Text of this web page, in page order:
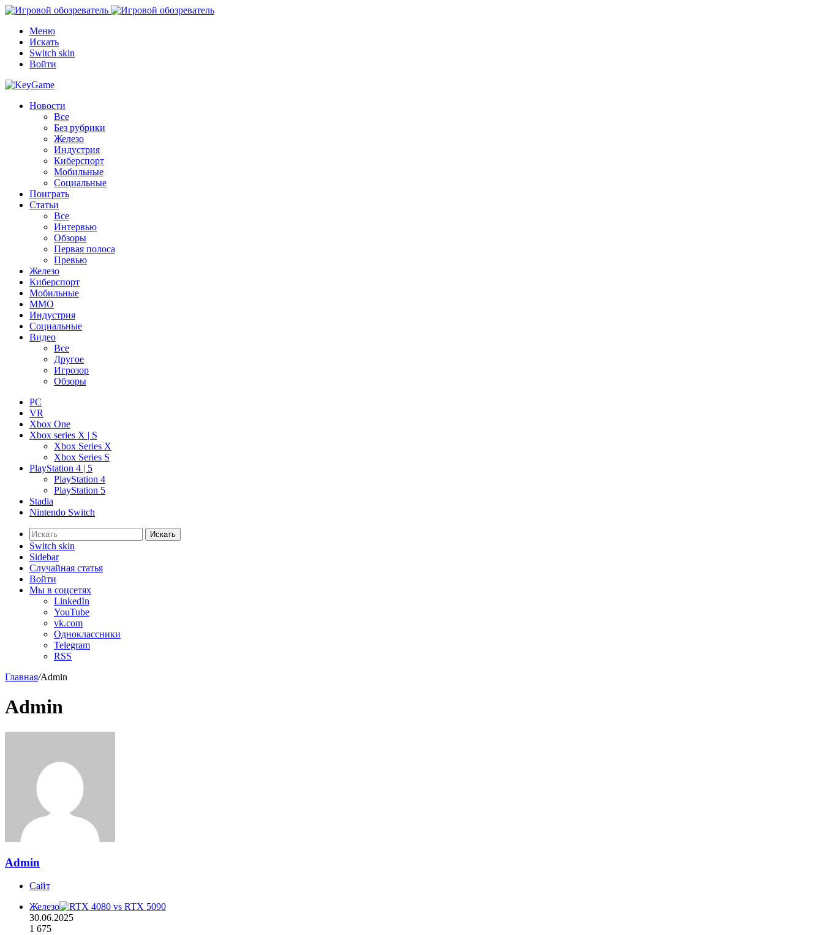
Меню
Искать
Switch skin
Войти
Новости
Все
Без рубрики
Железо
Индустрия
Киберспорт
Мобильные
Социальные
Поиграть
Статьи
Все
Интервью
Обзоры
Первая полоса
Превью
Железо
Киберспорт
Мобильные
ММО
Индустрия
Социальные
Видео
Все
Другое
Игрозор
Обзоры
PC
VR
Xbox One
Xbox series X | S
Xbox Series X
Xbox Series S
PlayStation 4 | 5
PlayStation 4
PlayStation 5
Stadia
Nintendo Switch
Искать
Switch skin
Sidebar
Случайная статья
Войти
Мы в соцсетях
LinkedIn
YouTube
vk.com
Одноклассники
Telegram
RSS
Главная/Admin
Admin
Admin
Сайт
Железо
30.06.2025
1 675